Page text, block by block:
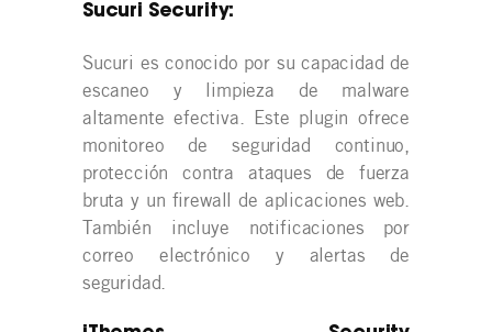
Sucuri Security:
Sucuri es conocido por su capacidad de
escaneo y limpieza de malware
altamente efectiva. Este plugin ofrece
monitoreo de seguridad continuo,
protección contra ataques de fuerza
bruta y un firewall de aplicaciones web.
También incluye notificaciones por
correo electrónico y alertas de
seguridad.